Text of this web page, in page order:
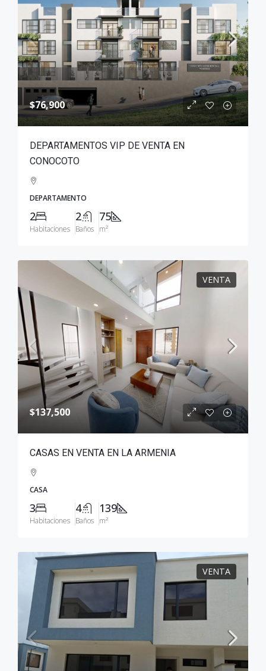
$76,900
DEPARTAMENTOS VIP DE VENTA EN
CONOCOTO
DEPARTAMENTO
2
Habitaciones
2
Baños
75
m²
VENTA
$137,500
CASAS EN VENTA EN LA ARMENIA
CASA
3
Habitaciones
4
Baños
139
m²
VENTA